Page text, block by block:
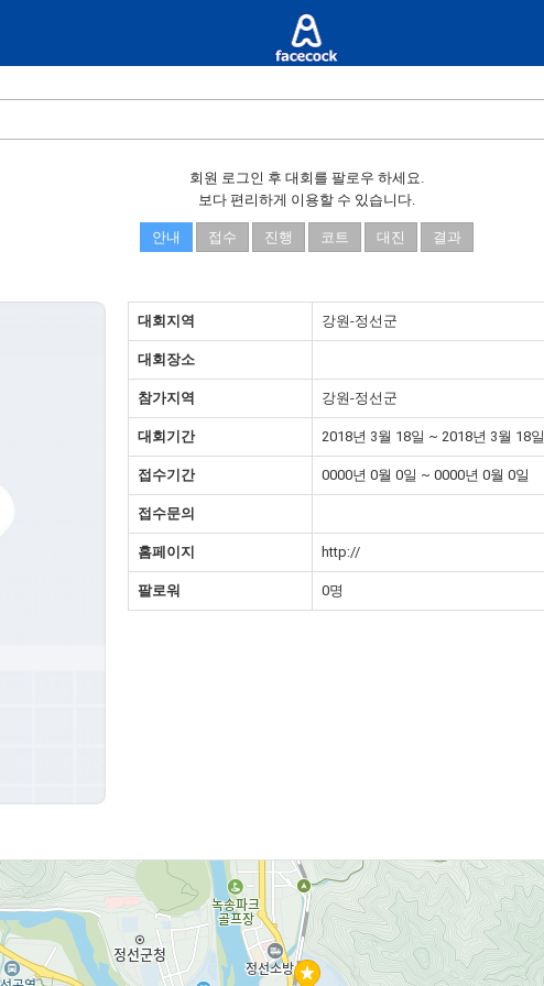
회원 로그인 후 대회를 팔로우 하세요.
보다 편리하게 이용할 수 있습니다.
안내 접수 진행 코트 대진 결과
대회지역 강원-정선군
대회장소
참가지역 강원-정선군
대회기간 2018년 3월 18일 ~ 2018년 3월 18일
접수기간 0000년 0월 0일 ~ 0000년 0월 0일
접수문의
홈페이지 http://
팔로워 0명